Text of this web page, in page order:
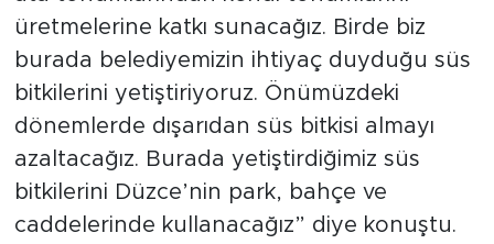
üretmelerine katkı sunacağız. Birde biz
burada belediyemizin ihtiyaç duyduğu süs
bitkilerini yetiştiriyoruz. Önümüzdeki
dönemlerde dışarıdan süs bitkisi almayı
azaltacağız. Burada yetiştirdiğimiz süs
bitkilerini Düzce’nin park, bahçe ve
caddelerinde kullanacağız” diye konuştu.